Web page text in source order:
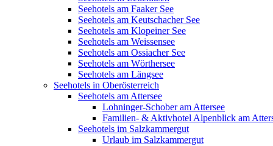
Seehotels am Faaker See
Seehotels am Keutschacher See
Seehotels am Klopeiner See
Seehotels am Weissensee
Seehotels am Ossiacher See
Seehotels am Wörthersee
Seehotels am Längsee
Seehotels in Oberösterreich
Seehotels am Attersee
Lohninger-Schober am Attersee
Familien- & Aktivhotel Alpenblick am
Seehotels im Salzkammergut
Urlaub im Salzkammergut